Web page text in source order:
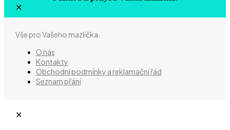
✕
Vše pro Vašeho mazlíčka.
O nás
Kontakty
Obchodní podmínky a reklamační řád
Seznam přání
✕